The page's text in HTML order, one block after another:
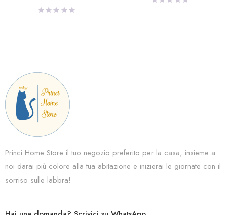
Princi Home Store il tuo negozio preferito per la casa, insieme a
noi darai più colore alla tua abitazione e inizierai le giornate con il
sorriso sulle labbra!